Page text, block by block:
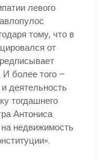
левого
тому, что в
от
И более того –
деятельность
тогдашнего
Антониса
недвижимость